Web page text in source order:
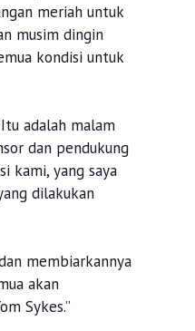
meriah untuk
musim dingin
kondisi untuk
adalah malam
dan pendukung
kami, yang saya
dilakukan
membiarkannya
akan
Sykes.”